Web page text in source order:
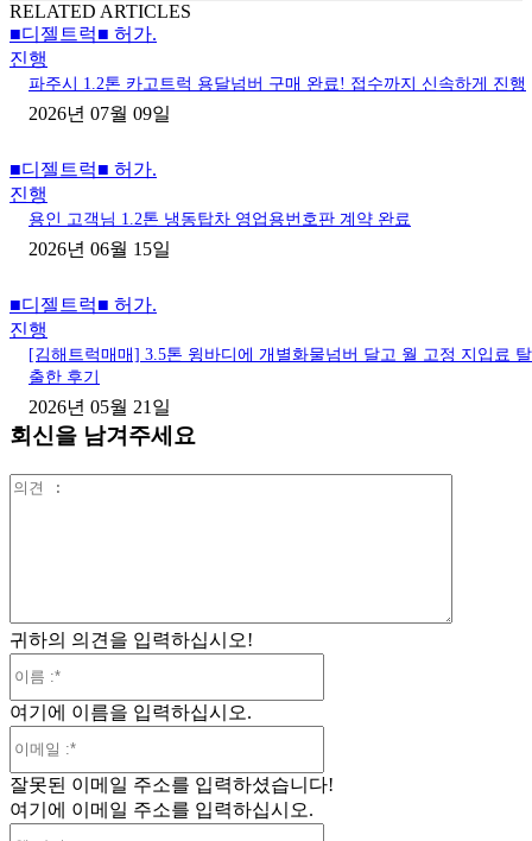
RELATED ARTICLES
■디젤트럭■ 허가.
진행
파주시 1.2톤 카고트럭 용달넘버 구매 완료! 접수까지 신속하게 진행
2026년 07월 09일
■디젤트럭■ 허가.
진행
용인 고객님 1.2톤 냉동탑차 영업용번호판 계약 완료
2026년 06월 15일
■디젤트럭■ 허가.
진행
[김해트럭매매] 3.5톤 윙바디에 개별화물넘버 달고 월 고정 지입료 탈
출한 후기
2026년 05월 21일
회신을 남겨주세요
귀하의 의견을 입력하십시오!
여기에 이름을 입력하십시오.
일
잘못된 이메일 주소를 입력하셨습니다!
여기에 이메일 주소를 입력하십시오.